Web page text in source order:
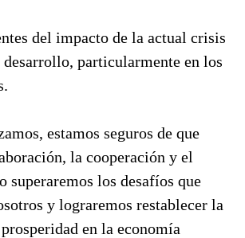
del impacto de la actual crisis
desarrollo, particularmente en los
estamos seguros de que
la cooperación y el
los desafíos que
y lograremos restablecer la
en la economía